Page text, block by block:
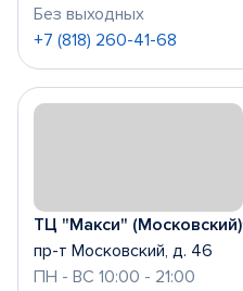
Без выходных
+7 (818) 260-41-68
ТЦ "Макси" (Московский)
пр-т Московский, д. 46
ПН - ВС 10:00 - 21:00